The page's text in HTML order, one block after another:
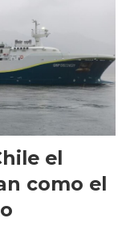
el
como el